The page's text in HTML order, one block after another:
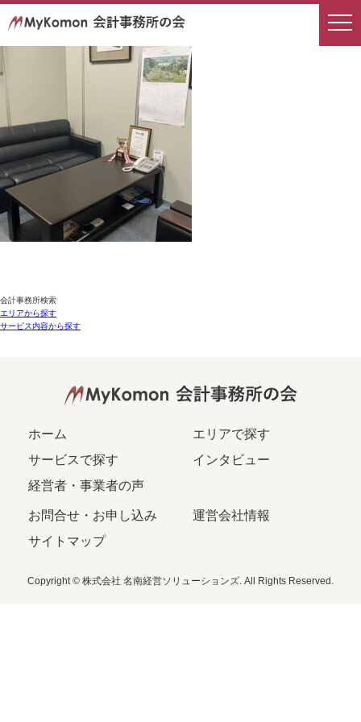
会計事務所検索
エリアから探す
サービス内容から探す
ホーム
エリアで探す
サービスで探す
インタビュー
経営者・事業者の声
お問合せ・お申し込み
運営会社情報
サイトマップ
Copyright © 株式会社 名南経営ソリューションズ. All Rights Reserved.